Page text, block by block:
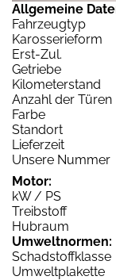
Allgemeine
Fahrzeugtyp
Karosserieform
Erst-Zul.
Getriebe
Kilometerstand
Anzahl der Türen
Farbe
Standort
Lieferzeit
Unsere Nummer
Motor:
kW / PS
Treibstoff
Hubraum
Umweltnormen:
Schadstoffklasse
Umweltplakette